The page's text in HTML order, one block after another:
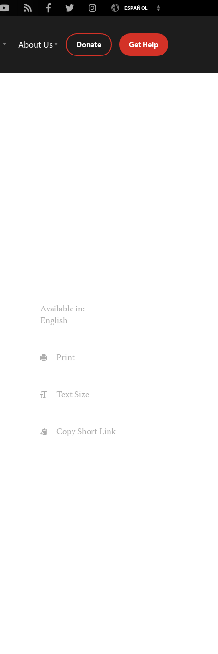
Youtube
Rss FacebookTwitterInstagramESPAÑOL
Switch
About Us Donate Get Help
Available in:
English
Print
Text Size
Copy Short Link